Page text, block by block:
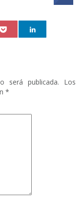
será publicada.
Los
*